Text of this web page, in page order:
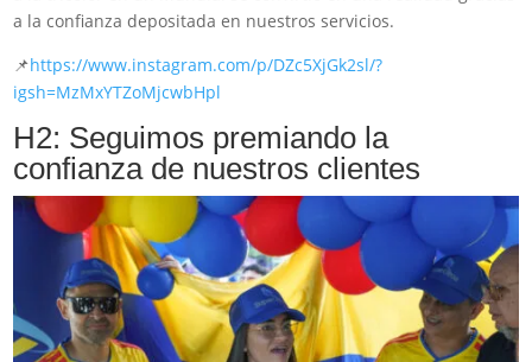
a la confianza depositada en nuestros servicios.
📌https://www.instagram.com/p/DZc5XjGk2sl/?
igsh=MzMxYTZoMjcwbHpl
H2: Seguimos premiando la
confianza de nuestros clientes